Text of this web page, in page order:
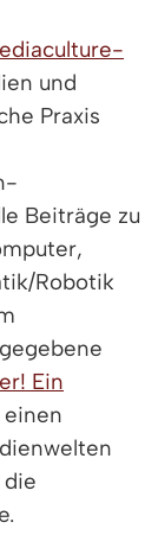
und
Praxis
Beiträge zu
Robotik
Ein